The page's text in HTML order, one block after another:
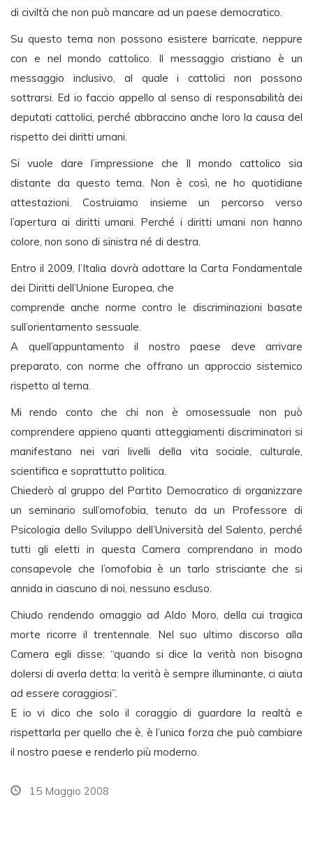
di civiltà che non può mancare ad un paese democratico.
Su questo tema non possono esistere barricate, neppure
con e nel mondo cattolico. Il messaggio cristiano è un
messaggio inclusivo, al quale i cattolici non possono
sottrarsi. Ed io faccio appello al senso di responsabilità dei
deputati cattolici, perché abbraccino anche loro la causa del
rispetto dei diritti umani.
Si vuole dare l’impressione che Il mondo cattolico sia
distante da questo tema. Non è così, ne ho quotidiane
attestazioni. Costruiamo insieme un percorso verso
l’apertura ai diritti umani. Perché i diritti umani non hanno
colore, non sono di sinistra né di destra.
Entro il 2009, l’Italia dovrà adottare la Carta Fondamentale
dei Diritti dell’Unione Europea, che
comprende anche norme contro le discriminazioni basate
sull’orientamento sessuale.
A quell’appuntamento il nostro paese deve arrivare
preparato, con norme che offrano un approccio sistemico
rispetto al tema.
Mi rendo conto che chi non è omosessuale non può
comprendere appieno quanti atteggiamenti discriminatori si
manifestano nei vari livelli della vita sociale, culturale,
scientifica e soprattutto politica.
Chiederò al gruppo del Partito Democratico di organizzare
un seminario sull’omofobia, tenuto da un Professore di
Psicologia dello Sviluppo dell’Università del Salento, perché
tutti gli eletti in questa Camera comprendano in modo
consapevole che l’omofobia è un tarlo strisciante che si
annida in ciascuno di noi, nessuno escluso.
Chiudo rendendo omaggio ad Aldo Moro, della cui tragica
morte ricorre il trentennale. Nel suo ultimo discorso alla
Camera egli disse: “quando si dice la verità non bisogna
dolersi di averla detta: la verità è sempre illuminante, ci aiuta
ad essere coraggiosi”.
E io vi dico che solo il coraggio di guardare la realtà e
rispettarla per quello che è, è l’unica forza che può cambiare
il nostro paese e renderlo più moderno.
15 Maggio 2008